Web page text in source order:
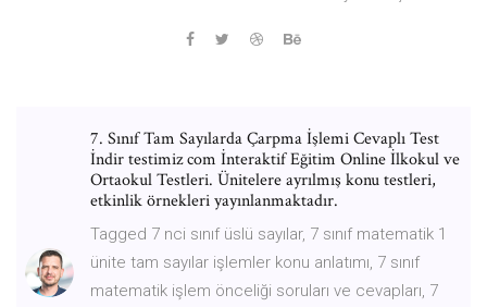
7. Sınıf Tam Sayılarda Çarpma İşlemi Cevaplı Test
İndir testimiz com İnteraktif Eğitim Online İlkokul ve
Ortaokul Testleri. Ünitelere ayrılmış konu testleri,
etkinlik örnekleri yayınlanmaktadır.
Tagged 7 nci sınıf üslü sayılar, 7 sınıf matematik 1
ünite tam sayılar işlemler konu anlatımı, 7 sınıf
matematik işlem önceliği soruları ve cevapları, 7